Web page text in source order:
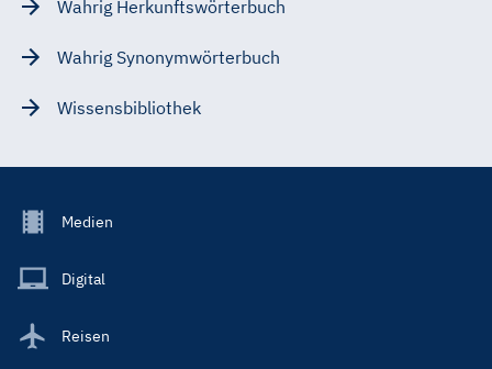
Wahrig Herkunftswörterbuch
Wahrig Synonymwörterbuch
Wissensbibliothek
Footer
Main
Medien
Digital
Reisen